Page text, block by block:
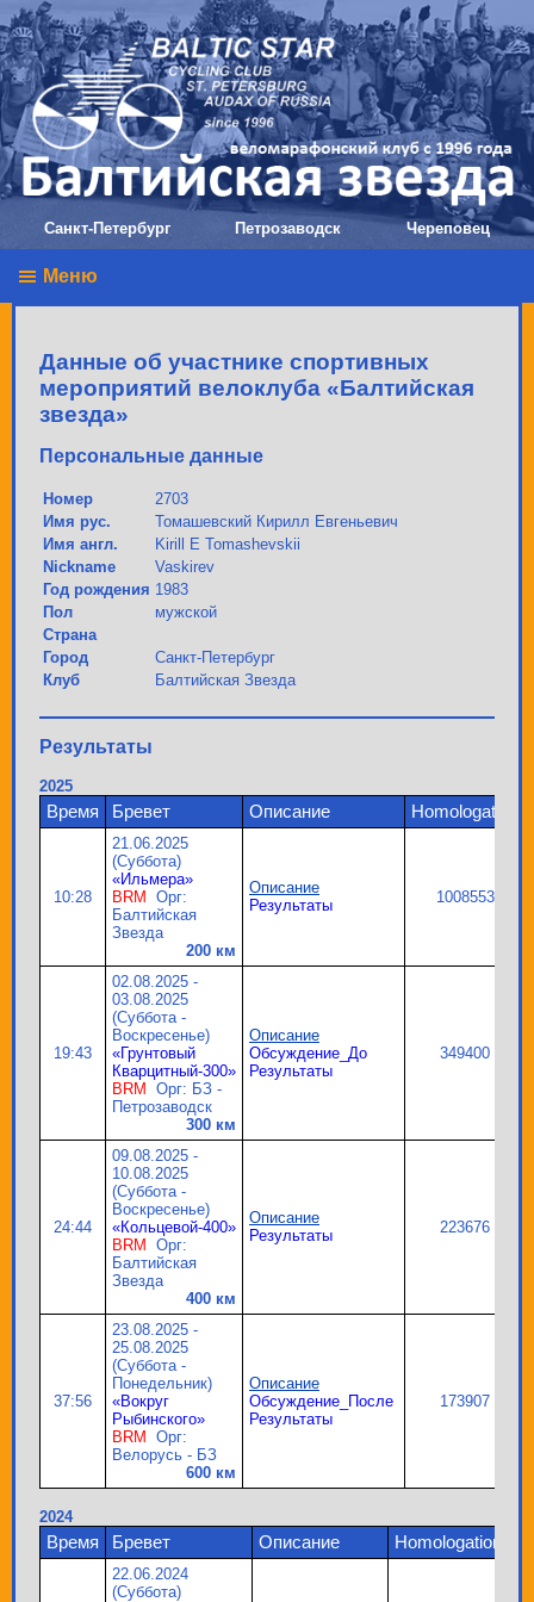
Санкт-Петербург Петрозаводск Череповец
Меню
Данные об участнике спортивных
мероприятий велоклуба «Балтийская
звезда»
Персональные данные
Номер
2703
Имя рус.
Томашевский Кирилл Евгеньевич
Имя англ.
Kirill E Tomashevskii
Nickname
Vaskirev
Год рождения 1983
Пол
мужской
Страна
Город
Санкт-Петербург
Клуб
Балтийская Звезда
Результаты
2025
Время Бревет Описание Homologation
10:28
21.06.2025
(Суббота)
«Ильмера»
BRM
Орг:
Балтийская
Звезда
200 км
Описание
Результаты
1008553
19:43
02.08.2025 -
03.08.2025
(Суббота -
Воскресенье)
«Грунтовый
Кварцитный-300»
BRM
Орг: БЗ -
Петрозаводск
300 км
Описание
Обсуждение_До
Результаты
349400
24:44
09.08.2025 -
10.08.2025
(Суббота -
Воскресенье)
«Кольцевой-400»
BRM
Орг:
Балтийская
Звезда
400 км
Описание
Результаты
223676
37:56
23.08.2025 -
25.08.2025
(Суббота -
Понедельник)
«Вокруг
Рыбинского»
BRM
Орг:
Велорусь - БЗ
600 км
Описание
Обсуждение_После
Результаты
173907
2024
Время Бревет Описание Homologation
22.06.2024
(Суббота)